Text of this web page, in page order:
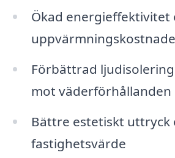
Ökad energieffektivitet
Förbättrad
mot väderförhållanden
Bättre estetiskt uttryck
fastighetsvärde